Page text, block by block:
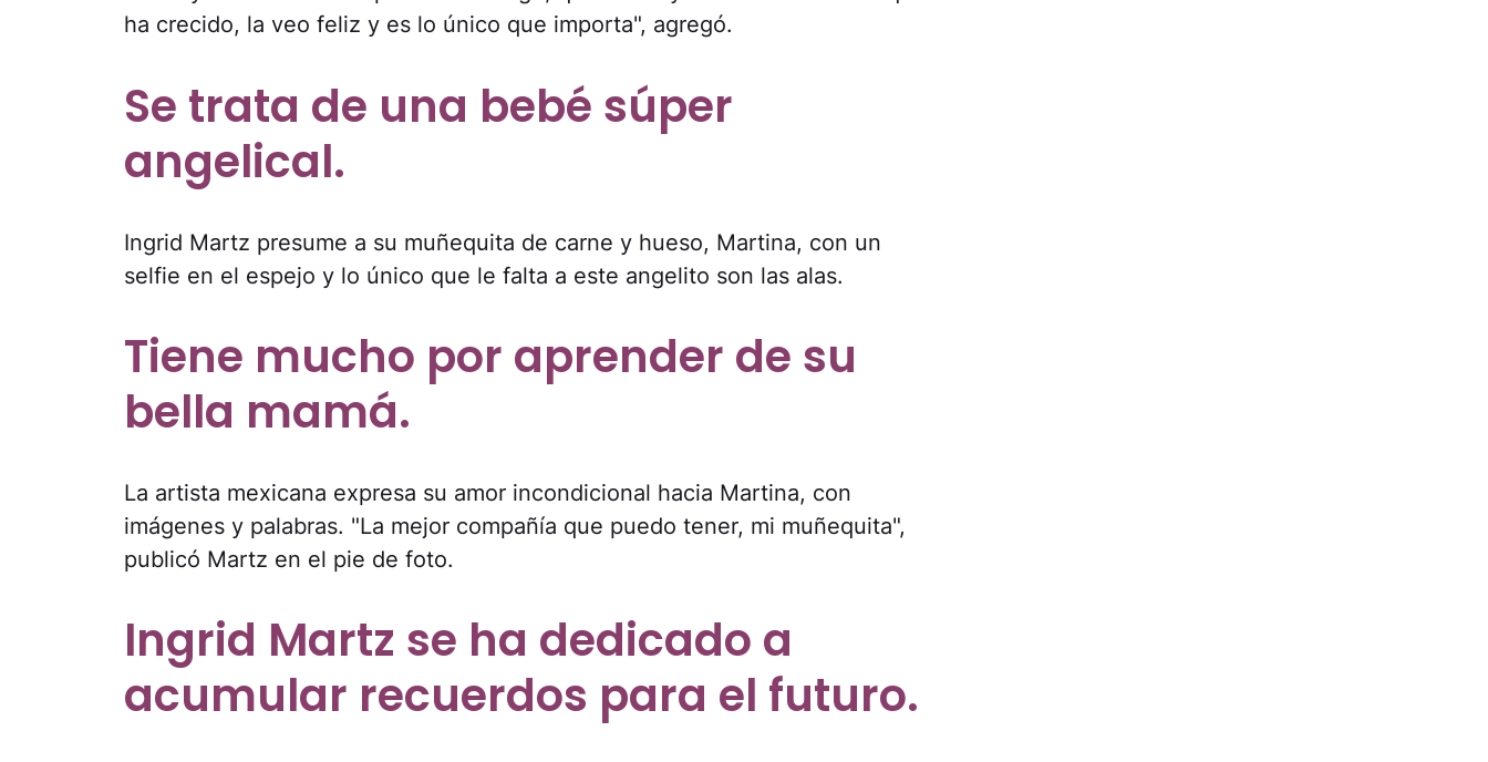
ha crecido, la veo feliz y es lo único que importa", agregó.
Se trata de una bebé súper
angelical.
Ingrid Martz presume a su muñequita de carne y hueso, Martina, con un
selfie en el espejo y lo único que le falta a este angelito son las alas.
Tiene mucho por aprender de su
bella mamá.
La artista mexicana expresa su amor incondicional hacia Martina, con
imágenes y palabras. "La mejor compañía que puedo tener, mi muñequita",
publicó Martz en el pie de foto.
Ingrid Martz se ha dedicado a
acumular recuerdos para el futuro.